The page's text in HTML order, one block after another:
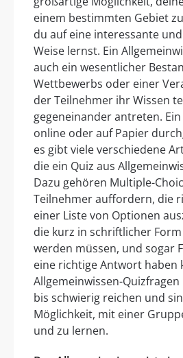
einem bestimmten Gebiet
du auf eine interessante
Weise lernst. Ein
auch ein wesentlicher
Wettbewerbs oder einer
der Teilnehmer ihr Wissen
gegeneinander antreten.
online oder auf Papier
es gibt viele verschiedene
die ein Quiz aus
Dazu gehören Multiple-
Teilnehmer auffordern, die
einer Liste von Optionen
die kurz in schriftlicher
werden müssen, und sogar
eine richtige Antwort haben
Allgemeinwissen-
bis schwierig reichen und
Möglichkeit, mit einer
und zu lernen.